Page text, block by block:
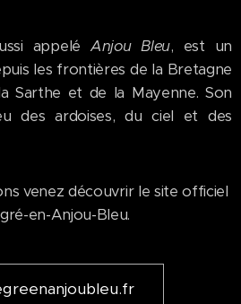
appelé Anjou Bleu, est un
les frontières de la Bretagne
Sarthe et de la Mayenne. Son
des ardoises, du ciel et des
venez découvrir le site officiel
en-Anjou-Bleu.